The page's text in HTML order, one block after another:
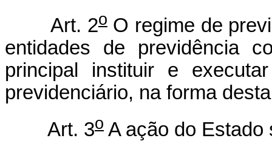
Art. 2oO regime de
entidades de previdência
principal instituir e
previdenciário, na forma
Art. 3o A ação do Estado